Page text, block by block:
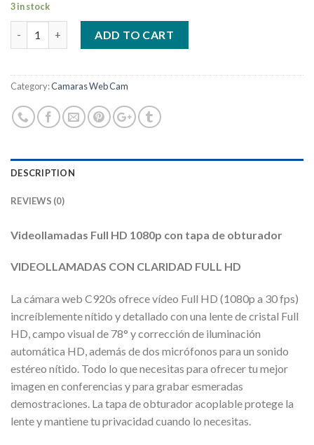
3 in stock
ADD TO CART
Category:Camaras Web Cam
DESCRIPTION
REVIEWS (0)
Videollamadas Full HD 1080p con tapa de obturador
VIDEOLLAMADAS CON CLARIDAD FULL HD
La cámara web C920s ofrece vídeo Full HD (1080p a 30 fps)
increíblemente nítido y detallado con una lente de cristal Full
HD, campo visual de 78° y corrección de iluminación
automática HD, además de dos micrófonos para un sonido
estéreo nítido. Todo lo que necesitas para ofrecer tu mejor
imagen en conferencias y para grabar esmeradas
demostraciones. La tapa de obturador acoplable protege la
lente y mantiene tu privacidad cuando lo necesitas.